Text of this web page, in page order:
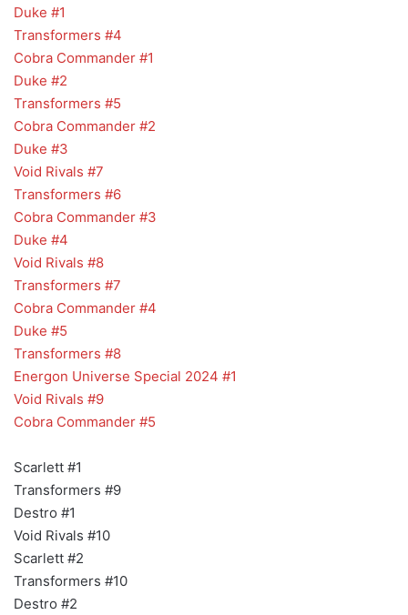
Duke #1
Transformers #4
Cobra Commander #1
Duke #2
Transformers #5
Cobra Commander #2
Duke #3
Void Rivals #7
Transformers #6
Cobra Commander #3
Duke #4
Void Rivals #8
Transformers #7
Cobra Commander #4
Duke #5
Transformers #8
Energon Universe Special 2024 #1
Void Rivals #9
Cobra Commander #5
Scarlett #1
Transformers #9
Destro #1
Void Rivals #10
Scarlett #2
Transformers #10
Destro #2